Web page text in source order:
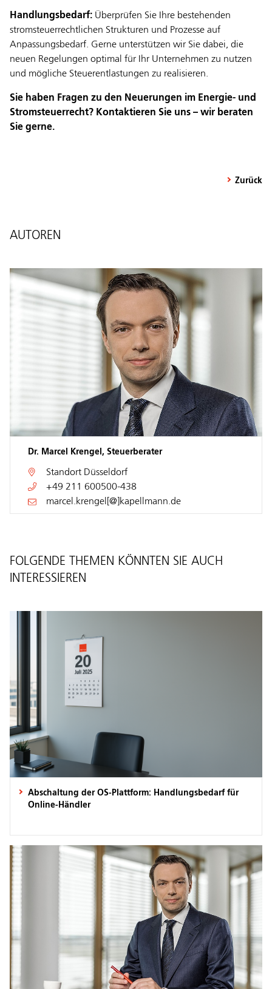
Handlungsbedarf: Überprüfen Sie Ihre bestehenden
stromsteuerrechtlichen Strukturen und Prozesse auf
Anpassungsbedarf. Gerne unterstützen wir Sie dabei, die
neuen Regelungen optimal für Ihr Unternehmen zu nutzen
und mögliche Steuerentlastungen zu realisieren.
Sie haben Fragen zu den Neuerungen im Energie- und
Stromsteuerrecht? Kontaktieren Sie uns – wir beraten
Sie gerne.
Zurück
AUTOREN
Dr. Marcel Krengel, Steuerberater
Standort Düsseldorf
+49 211 600500-438
marcel.krengel[@]kapellmann.de
FOLGENDE THEMEN KÖNNTEN SIE AUCH
INTERESSIEREN
Abschaltung der OS-Plattform: Handlungsbedarf für
Online-Händler